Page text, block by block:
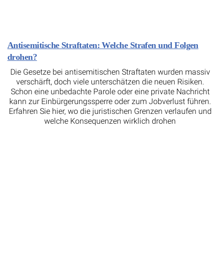
Antisemitische Straftaten: Welche Strafen und Folgen
drohen?
Die Gesetze bei antisemitischen Straftaten wurden massiv
verschärft, doch viele unterschätzen die neuen Risiken.
Schon eine unbedachte Parole oder eine private Nachricht
kann zur Einbürgerungssperre oder zum Jobverlust führen.
Erfahren Sie hier, wo die juristischen Grenzen verlaufen und
welche Konsequenzen wirklich drohen